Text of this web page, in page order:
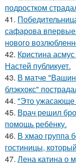
подростком
41.
сафарова впервые
нового
42. Кристина
Настей публикует.
43. В матче
блэкхокс"
44. "Это ужасающе
45. Врач решил
помощь ребёнку.
46. В хмао группа
гостиницы,
47. Лена катина о